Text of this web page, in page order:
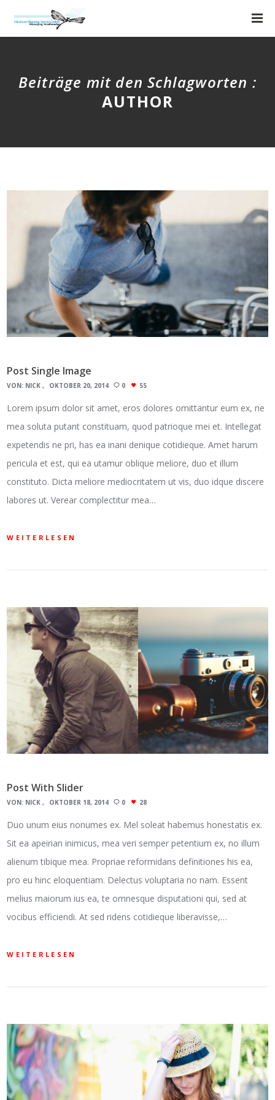
Beiträge mit den Schlagworten :
AUTHOR
Post Single Image
VON: NICK OKTOBER 20, 2014 0 55
Lorem ipsum dolor sit amet, eros dolores omittantur eum ex, ne
mea soluta putant constituam, quod patrioque mei et. Intellegat
expetendis ne pri, has ea inani denique cotidieque. Amet harum
pericula et est, qui ea utamur oblique meliore, duo et illum
constituto. Dicta meliore mediocritatem ut vis, duo idque discere
labores ut. Verear complectitur mea…
WEITERLESEN
Post With Slider
VON: NICK OKTOBER 18, 2014 0 28
Duo unum eius nonumes ex. Mel soleat habemus honestatis ex.
Sit ea apeirian inimicus, mea veri semper petentium ex, no illum
alienum tibique mea. Propriae reformidans definitiones his ea,
pro eu hinc eloquentiam. Delectus voluptaria no nam. Essent
melius maiorum ius ea, te omnesque disputationi qui, sed at
vocibus efficiendi. At sed ridens cotidieque liberavisse,…
WEITERLESEN